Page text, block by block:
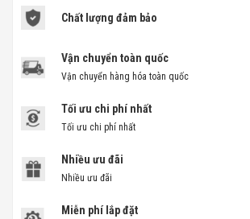
Chất lượng đảm bảo
Vận chuyển toàn quốc
Vận chuyển hàng hóa toàn quốc
Tối ưu chi phí nhất
Tối ưu chi phí nhất
Nhiều ưu đãi
Nhiều ưu đãi
Miễn phí lắp đặt